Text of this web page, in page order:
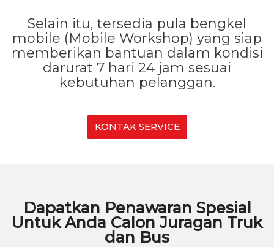
Selain itu, tersedia pula bengkel
mobile (Mobile Workshop) yang siap
memberikan bantuan dalam kondisi
darurat 7 hari 24 jam sesuai
kebutuhan pelanggan.
KONTAK SERVICE
Dapatkan Penawaran Spesial
Untuk Anda Calon Juragan Truk
dan Bus